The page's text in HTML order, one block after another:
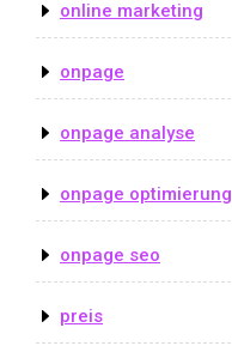
online marketing
onpage
onpage analyse
onpage optimierung
onpage seo
preis